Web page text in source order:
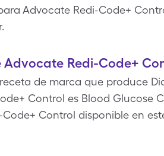
Advocate Redi-Code+
Redi-Code+
de marca que produce
Control es Blood Glucose
Control disponible en